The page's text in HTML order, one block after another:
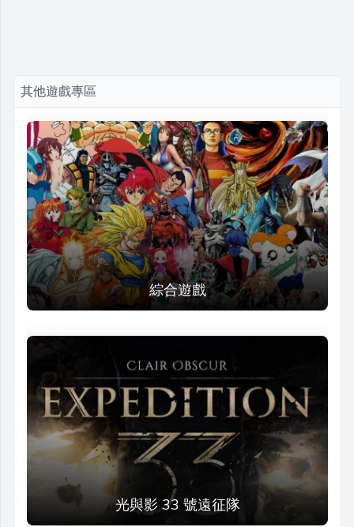
其他遊戲專區
綜合遊戲
光與影 33 號遠征隊